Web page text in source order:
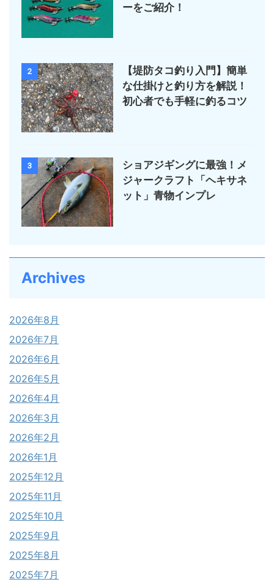
ーをご紹介！
2
【堤防タコ釣り入門】簡単
な仕掛けと釣り方を解説！
初心者でも手軽に釣るコツ
3
ショアジギングに最強！メ
ジャークラフト「ヘキサネ
ット」青物インプレ
Archives
2026年8月
2026年7月
2026年6月
2026年5月
2026年4月
2026年3月
2026年2月
2026年1月
2025年12月
2025年11月
2025年10月
2025年9月
2025年8月
2025年7月